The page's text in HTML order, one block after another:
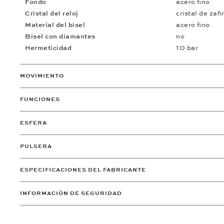
Fondo
acero fino
Cristal del reloj
cristal de
Material del bisel
acero fino
Bisel con diamantes
no
Hermeticidad
10 bar
MOVIMIENTO
FUNCIONES
ESFERA
PULSERA
ESPECIFICACIONES DEL FABRICANTE
INFORMACIÓN DE SEGURIDAD